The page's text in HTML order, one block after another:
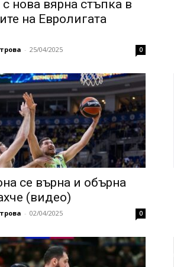
нова вярна стъпка в
на Евролигата
- 25/04/2025 0
се върна и обърна
(видео)
- 02/04/2025 0